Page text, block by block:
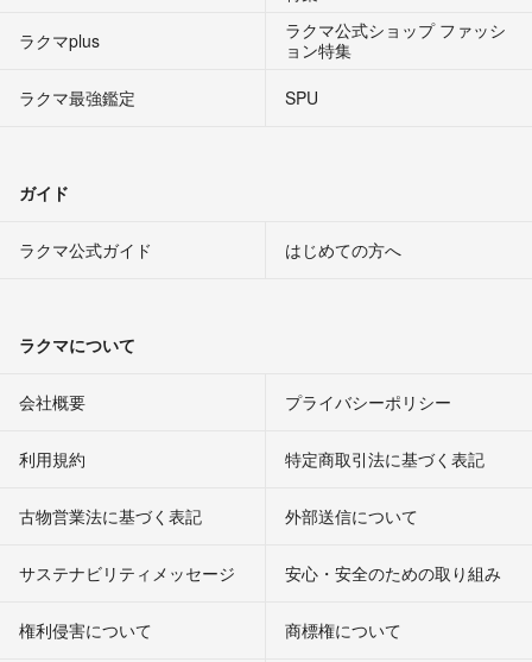
ラクマplus
ラクマ公式ショップ ファッシ
ョン特集
ラクマ最強鑑定
SPU
ガイド
ラクマ公式ガイド はじめての方へ
ラクマについて
会社概要 プライバシーポリシー
利用規約 特定商取引法に基づく表記
古物営業法に基づく表記 外部送信について
サステナビリティメッセージ 安心・安全のための取り組み
権利侵害について
商標権について